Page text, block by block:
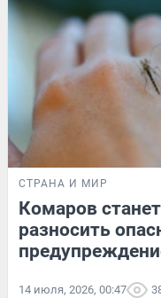
СТРАНА И МИР
Комаров
разносить
14 июля, 2026, 00:47